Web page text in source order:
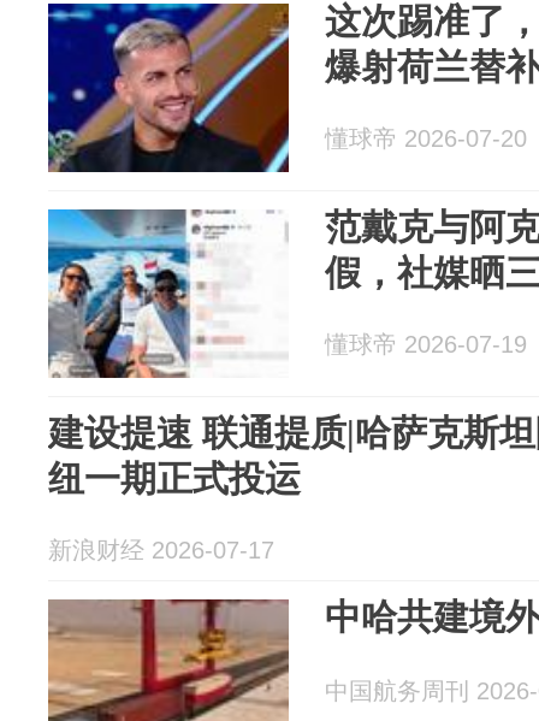
这次踢准了
爆射荷兰替
懂球帝 2026-07-20
范戴克与阿
假，社媒晒
懂球帝 2026-07-19
建设提速 联通提质|哈萨克斯
纽一期正式投运
新浪财经 2026-07-17
中哈共建境
中国航务周刊